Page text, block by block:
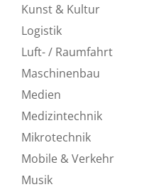
Kunst & Kultur
Logistik
Luft- / Raumfahrt
Maschinenbau
Medien
Medizintechnik
Mikrotechnik
Mobile & Verkehr
Musik